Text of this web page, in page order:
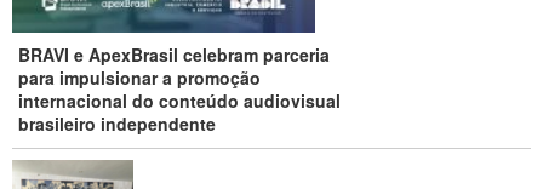
BRAVI e ApexBrasil celebram parceria
para impulsionar a promoção
internacional do conteúdo audiovisual
brasileiro independente